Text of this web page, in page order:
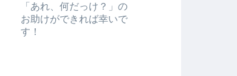
「あれ、何だっけ？」の
お助けができれば幸いで
す！